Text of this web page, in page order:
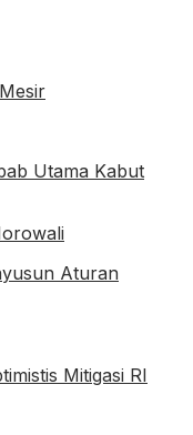
Utama Kabut
Aturan
Mitigasi RI